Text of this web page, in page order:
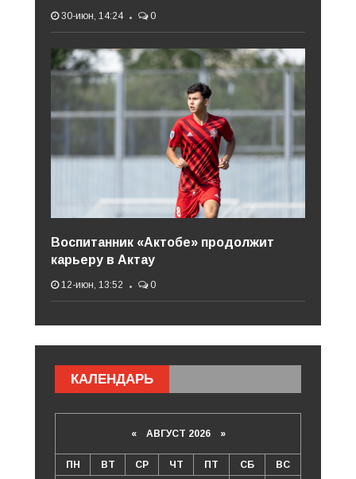
30-июн, 14:24 0
Воспитанник «Актобе» продолжит
карьеру в Актау
12-июн, 13:52 0
КАЛЕНДАРЬ
«АВГУСТ 2026 »
ПН ВТ СР ЧТ ПТ СБ ВС